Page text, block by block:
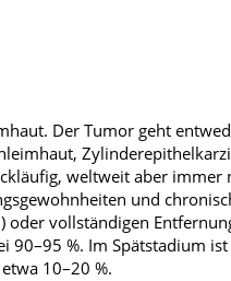
Der Tumor geht
weltweit aber immer
und
vollständigen
%. Im Spätstadium
10–20 %.